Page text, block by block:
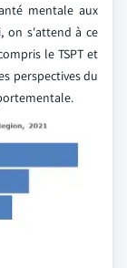
mentale aux
on s'attend à ce
le TSPT et
perspectives du